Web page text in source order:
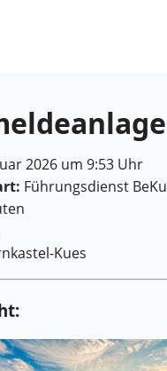
2026 um 9:53 Uhr
Führungsdienst BeKu
Kues